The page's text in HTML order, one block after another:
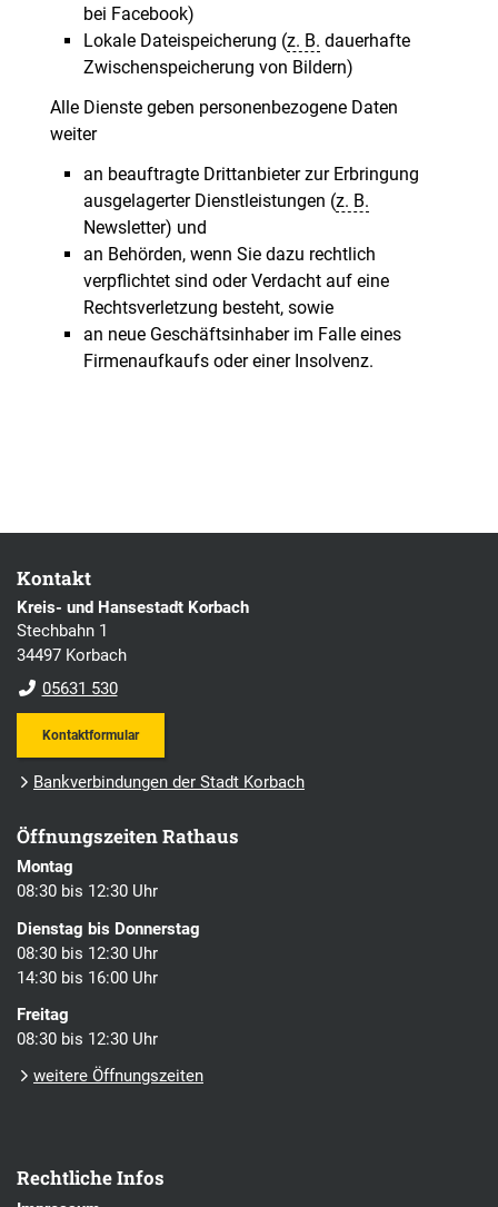
bei Facebook)
Lokale Dateispeicherung (z. B. dauerhafte
Zwischenspeicherung von Bildern)
Alle Dienste geben personenbezogene Daten
weiter
an beauftragte Drittanbieter zur Erbringung
ausgelagerter Dienstleistungen (z. B.
Newsletter) und
an Behörden, wenn Sie dazu rechtlich
verpflichtet sind oder Verdacht auf eine
Rechtsverletzung besteht, sowie
an neue Geschäftsinhaber im Falle eines
Firmenaufkaufs oder einer Insolvenz.
Kontakt
Kreis- und Hansestadt Korbach
Stechbahn 1
34497 Korbach
05631 530
Kontaktformular
Bankverbindungen der Stadt Korbach
Öffnungszeiten Rathaus
Montag
08:30 bis 12:30 Uhr
Dienstag bis Donnerstag
08:30 bis 12:30 Uhr
14:30 bis 16:00 Uhr
Freitag
08:30 bis 12:30 Uhr
weitere Öffnungszeiten
Rechtliche Infos